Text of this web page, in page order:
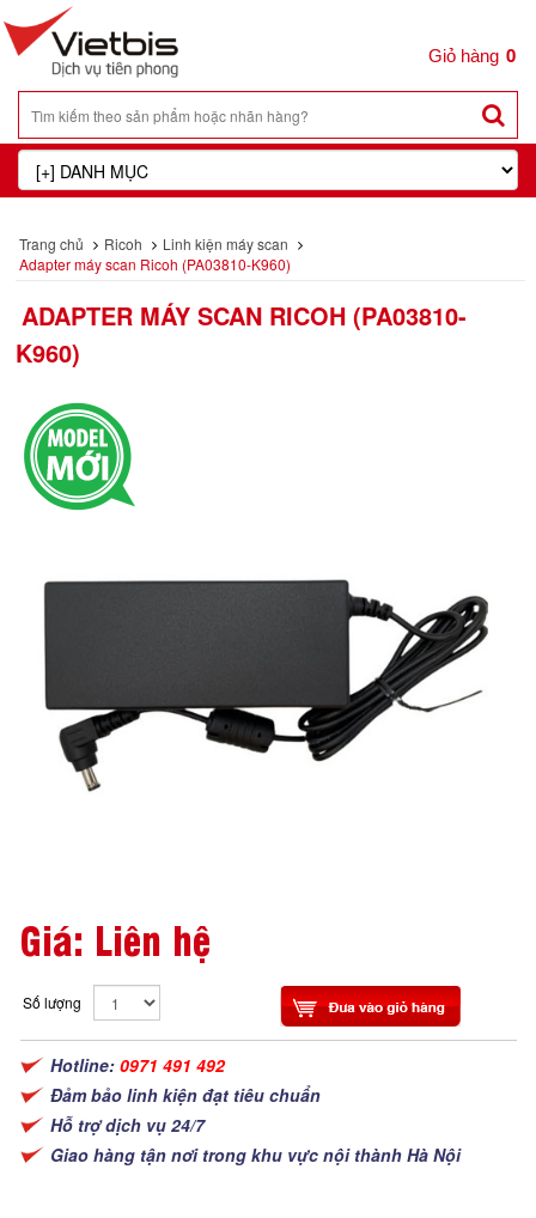
0
Trang chủ Ricoh
Linh kiện máy scan
Adapter máy scan Ricoh (PA03810-K960)
ADAPTER MÁY SCAN RICOH (PA03810-
K960)
Giá: Liên hệ
Số lượng
Hotline: 0971 491 492
Đảm bảo linh kiện đạt tiêu chuẩn
Hỗ trợ dịch vụ 24/7
Giao hàng tận nơi trong khu vực nội thành Hà Nội